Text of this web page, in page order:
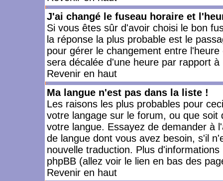
J'ai changé le fuseau horaire et
Si vous êtes sûr d'avoir choisi le bon
la réponse la plus probable est le
pour gérer le changement entre
sera décalée d'une heure par rapport à
Revenir en haut
Ma langue n'est pas dans la liste !
Les raisons les plus probables pour
votre langage sur le forum, ou que
votre langue. Essayez de demander à
de langue dont vous avez besoin, s'il
nouvelle traduction. Plus
phpBB (allez voir le lien en bas des
Revenir en haut